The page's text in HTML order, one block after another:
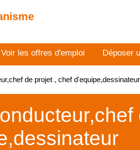
Voir les offres d'emploi Déposer
de projet , chef